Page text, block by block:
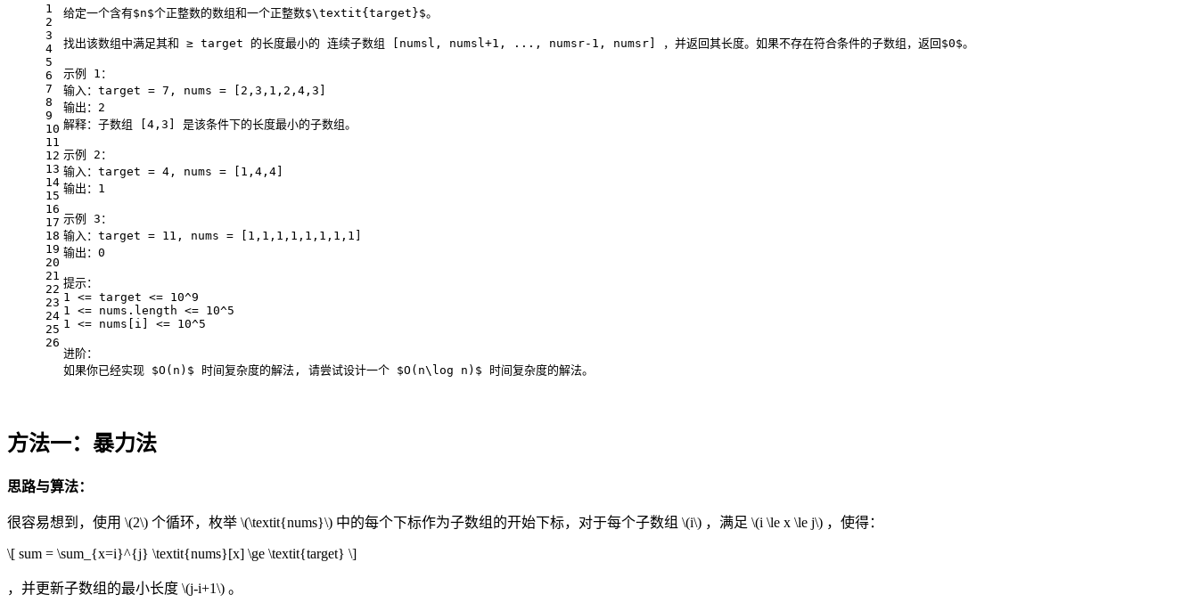
1
2
3
4
5
6
7
8
9
10
11
12
13
14
15
16
17
18
19
20
21
22
23
24
25
26
给定一个含有$n$个正整数的数组和一个正整数$\textit{target}$。
找出该数组中满足其和 ≥ target 的长度最小的 连续子数组 [numsl, numsl+1, ..., numsr-1, numsr] ，并返回其长度。如果不存在符合条件的子数组，返回$0$。
示例 1：
输入：target = 7, nums = [2,3,1,2,4,3]
输出：2
解释：子数组 [4,3] 是该条件下的长度最小的子数组。
示例 2：
输入：target = 4, nums = [1,4,4]
输出：1
示例 3：
输入：target = 11, nums = [1,1,1,1,1,1,1,1]
输出：0
提示：
1 <= target <= 10^9
1 <= nums.length <= 10^5
1 <= nums[i] <= 10^5
进阶：
如果你已经实现 $O(n)$ 时间复杂度的解法, 请尝试设计一个 $O(n\log n)$ 时间复杂度的解法。
方法一：暴力法
思路与算法：
很容易想到，使用 \(2\) 个循环，枚举 \(\textit{nums}\) 中的每个下标作为子数组的开始下标，对于每个子数组 \(i\) ，满足 \(i \le x \le j\) ，使得：
\[ sum = \sum_{x=i}^{j} \textit{nums}[x] \ge \textit{target} \]
，并更新子数组的最小长度 \(j-i+1\) 。